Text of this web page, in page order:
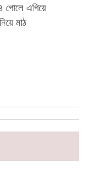
গোলে এগিয়ে
মাঠ